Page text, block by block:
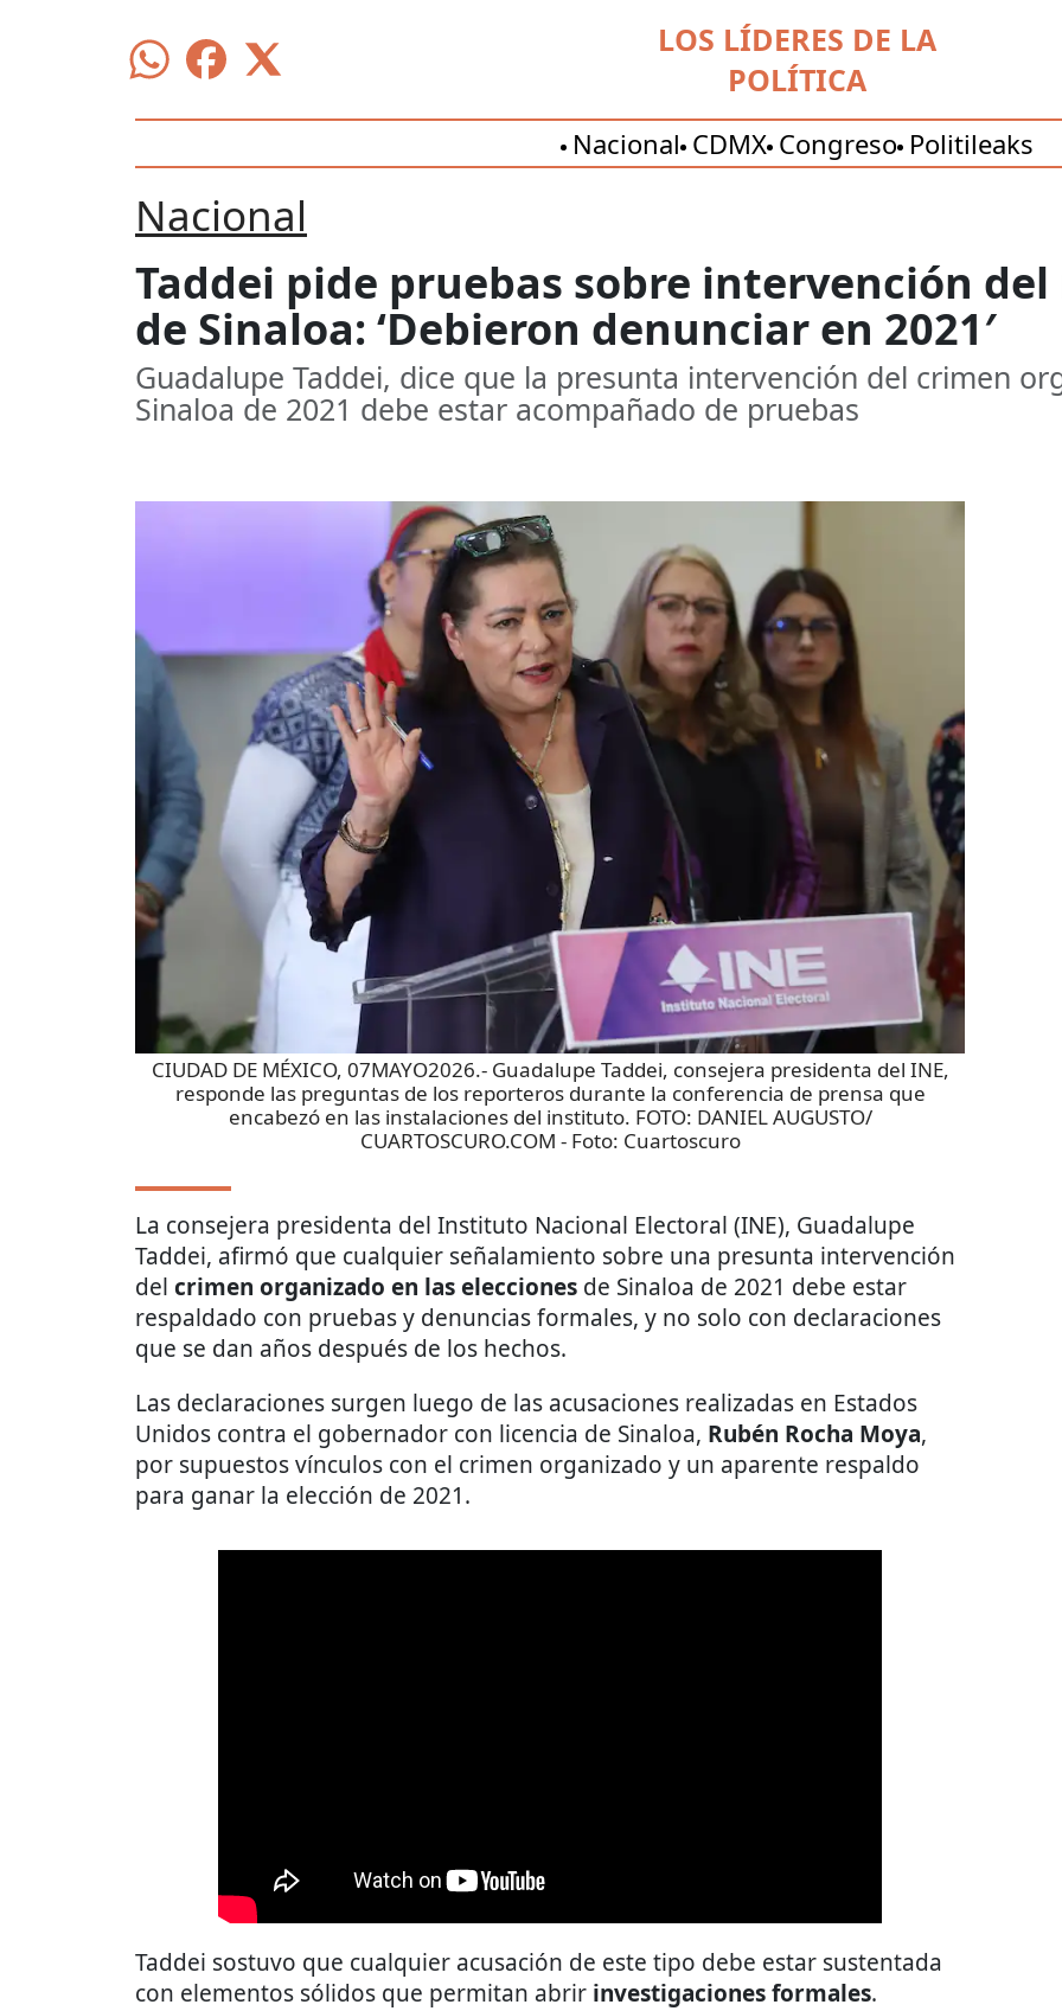
LOS LÍDERES DE LA
POLÍTICA
Nacional CDMX Congreso Politileaks
Nacional
Taddei pide pruebas sobre intervención
de Sinaloa: ‘Debieron denunciar en 2021′
Guadalupe Taddei, dice que la presunta intervención del crimen
Sinaloa de 2021 debe estar acompañado de pruebas
CIUDAD DE MÉXICO, 07MAYO2026.- Guadalupe Taddei, consejera presidenta del INE,
responde las preguntas de los reporteros durante la conferencia de prensa que
encabezó en las instalaciones del instituto. FOTO: DANIEL AUGUSTO/
CUARTOSCURO.COM - Foto: Cuartoscuro
La consejera presidenta del Instituto Nacional Electoral (INE), Guadalupe
Taddei, afirmó que cualquier señalamiento sobre una presunta intervención
del crimen organizado en las elecciones de Sinaloa de 2021 debe estar
respaldado con pruebas y denuncias formales, y no solo con declaraciones
que se dan años después de los hechos.
Las declaraciones surgen luego de las acusaciones realizadas en Estados
Unidos contra el gobernador con licencia de Sinaloa, Rubén Rocha Moya,
por supuestos vínculos con el crimen organizado y un aparente respaldo
para ganar la elección de 2021.
Taddei sostuvo que cualquier acusación de este tipo debe estar sustentada
con elementos sólidos que permitan abrir investigaciones formales.